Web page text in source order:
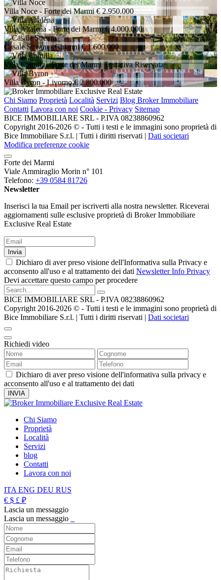
Villa Noce- Forte dei Marmi € 2.950.000
Villa Altalena - Forte dei Marmi € 4.000.000
Casale Stream- Chianni € 1.600.000
Villa Camilla- Forte dei Marmi Trattativa Riservata
Villa Byron- Livorno € 2.800.000
Chi Siamo Proprietà Località Servizi Blog Broker Immobiliare
Contatti Lavora con noi Cookie - Privacy Sitemap
BICE IMMOBILIARE SRL - P.IVA 08238860962
Copyright 2016-2026 ©️ - Tutti i testi e le immagini sono proprietà di
Bice Immobiliare S.r.l. | Tutti i diritti riservati | Dati societari
Modifica preferenze cookie
Forte dei Marmi
Viale Ammiraglio Morin n° 101
Telefono: +39 0584 81726
Newsletter
Inserisci la tua Email per iscriverti alla nostra newsletter. Riceverai
aggiornamenti sulle esclusive proprietà di Broker Immobiliare
Exclusive Real Estate
Invia
Dichiaro di aver preso visione dell'Informativa sulla Privacy e
acconsento all'uso e al trattamento dei dati Newsletter Info Privacy
Devi accettare questo campo per procedere
BICE IMMOBILIARE SRL - P.IVA 08238860962
Copyright 2016-2026 ©️ - Tutti i testi e le immagini sono proprietà di
Bice Immobiliare S.r.l. | Tutti i diritti riservati | Dati societari
Richiedi video
Dichiaro di aver preso visione dell'informativa sulla privacy e
acconsento all'uso e al trattamento dei dati
Chi Siamo
Proprietà
Località
Servizi
blog
Contatti
Lavora con noi
ITA ENG DEU RUS
€ $ £ ₽
Lascia un messaggio
Lascia un messaggio